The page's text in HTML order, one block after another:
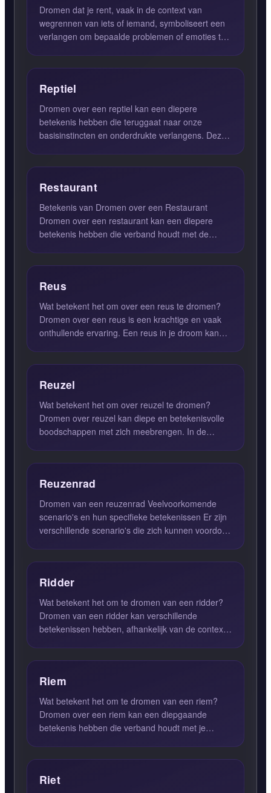
Dromen dat je rent, vaak in de context van
wegrennen van iets of iemand, symboliseert een
verlangen om bepaalde problemen of emoties te
Reptiel
Dromen over een reptiel kan een diepere
betekenis hebben die teruggaat naar onze
basisinstincten en onderdrukte verlangens. Deze
Restaurant
Betekenis van Dromen over een Restaurant
Dromen over een restaurant kan een diepere
betekenis hebben die verband houdt met de
Reus
Wat betekent het om over een reus te dromen?
Dromen over een reus is een krachtige en vaak
onthullende ervaring. Een reus in je droom kan
Reuzel
Wat betekent het om over reuzel te dromen?
Dromen over reuzel kan diepe en betekenisvolle
boodschappen met zich meebrengen. In de
Reuzenrad
Dromen van een reuzenrad Veelvoorkomende
scenario's en hun specifieke betekenissen Er zijn
verschillende scenario's die zich kunnen voordoen
Ridder
Wat betekent het om te dromen van een ridder?
Dromen van een ridder kan verschillende
betekenissen hebben, afhankelijk van de context
Riem
Wat betekent het om te dromen van een riem?
Dromen over een riem kan een diepgaande
betekenis hebben die verband houdt met je
Riet